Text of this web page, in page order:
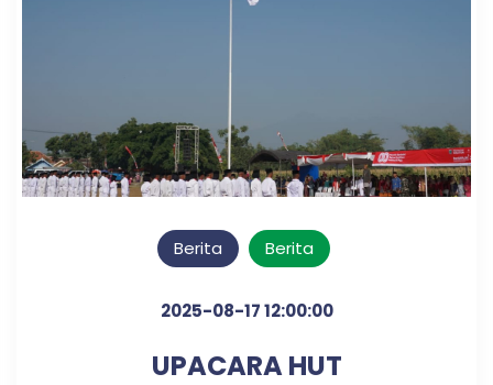
Berita Berita
2025-08-17 12:00:00
UPACARA HUT